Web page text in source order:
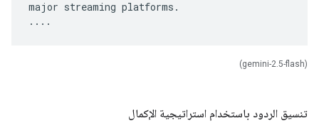
major streaming platforms.
(gemini-2.5-flash)
تنسيق الردود باستخدام استراتيجية الإكمال